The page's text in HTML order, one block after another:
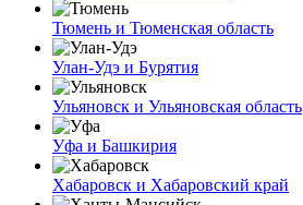
Тюмень и Тюменская область
Улан-Удэ и Бурятия
Ульяновск и Ульяновская область
Уфа и Башкирия
Хабаровск и Хабаровский край